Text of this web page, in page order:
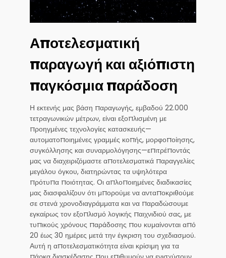
Αποτελεσματική
παραγωγή και αξιόπιστη
παγκόσμια παράδοση
Η εκτενής μας βάση παραγωγής, εμβαδού 22.000
τετραγωνικών μέτρων, είναι εξοπλισμένη με
προηγμένες τεχνολογίες κατασκευής—
αυτοματοποιημένες γραμμές κοπής, μορφοποίησης,
συγκόλλησης και συναρμολόγησης—επιτρέποντάς
μας να διαχειριζόμαστε αποτελεσματικά παραγγελίες
μεγάλου όγκου, διατηρώντας τα υψηλότερα
πρότυπα ποιότητας. Οι απλοποιημένες διαδικασίες
μας διασφαλίζουν ότι μπορούμε να ανταποκριθούμε
σε στενά χρονοδιαγράμματα και να παραδώσουμε
εγκαίρως τον εξοπλισμό λογικής παιχνιδιού σας, με
τυπικούς χρόνους παράδοσης που κυμαίνονται από
20 έως 30 ημέρες μετά την έγκριση του σχεδιασμού.
Αυτή η αποτελεσματικότητα είναι κρίσιμη για τα